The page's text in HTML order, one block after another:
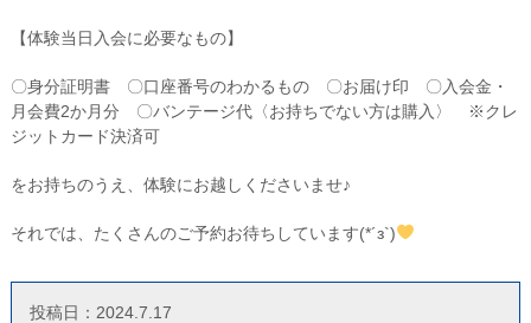
【体験当日入会に必要なもの】
〇身分証明書 〇口座番号のわかるもの 〇お届け印 〇入会金・
月会費2か月分 〇バンテージ代〈お持ちでない方は購入〉 ※クレ
ジットカード決済可
をお持ちのうえ、体験にお越しくださいませ♪
それでは、たくさんのご予約お待ちしています(*´з`)
投稿日：2024.7.17